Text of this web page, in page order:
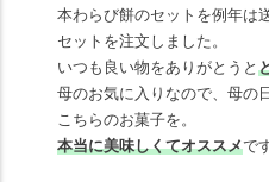
本わらび餅のセットを例年は
セットを注文しました。
いつも良い物をありがとうと
母のお気に入りなので、母の
こちらのお菓子を。
本当に美味しくてオススメで